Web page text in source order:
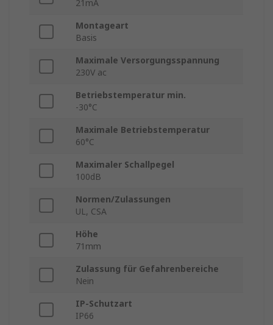
21mA
Montageart
Basis
Maximale Versorgungsspannung
230V ac
Betriebstemperatur min.
-30°C
Maximale Betriebstemperatur
60°C
Maximaler Schallpegel
100dB
Normen/Zulassungen
UL, CSA
Höhe
71mm
Zulassung für Gefahrenbereiche
Nein
IP-Schutzart
IP66